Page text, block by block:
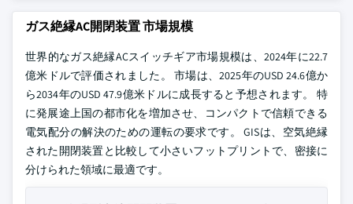
ガス絶縁AC開閉装置 市場規模
世界的なガス絶縁ACスイッチギア市場規模は、2024年に22.7
億米ドルで評価されました。 市場は、2025年のUSD 24.6億か
ら2034年のUSD 47.9億米ドルに成長すると予想されます。 特
に発展途上国の都市化を増加させ、コンパクトで信頼できる
電気配分の解決のための運転の要求です。 GISは、空気絶縁
された開閉装置と比較して小さいフットプリントで、密接に
分けられた領域に最適です。